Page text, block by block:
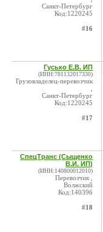
Санкт-Петербург
Код:1220245
#16
Гусько Е.В. ИП
(ИНН:781132017330)
Грузовладелец-перевозчик
Санкт-Петербург
Код:1220245
#17
СпецТранс (Сыщенко
В.И. ИП)
(ИНН:140800012010)
Перевозчик ,
Волжский
Код:140396
#18